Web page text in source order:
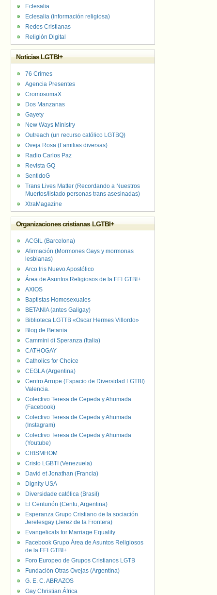
Eclesalia
Eclesalia (información religiosa)
Redes Cristianas
Religión Digital
Noticias LGTBI+
76 Crimes
Agencia Presentes
CromosomaX
Dos Manzanas
Gayety
New Ways Ministry
Outreach (un recurso católico LGTBQ)
Oveja Rosa (Familias diversas)
Radio Carlos Paz
Revista GQ
SentidoG
Trans Lives Matter (Recordando a Nuestros
Muertos/listado personas trans asesinadas)
XtraMagazine
Organizaciones cristianas LGTBI+
ACGIL (Barcelona)
Afirmación (Mormones Gays y mormonas
lesbianas)
Arco Iris Nuevo Apostólico
Área de Asuntos Religiosos de la FELGTBI+
AXIOS
Baptistas Homosexuales
BETANIA (antes Galigay)
Biblioteca LGTTB «Oscar Hermes Villordo»
Blog de Betania
Cammini di Speranza (Italia)
CATHOGAY
Catholics for Choice
CEGLA (Argentina)
Centro Arrupe (Espacio de Diversidad LGTBI)
Valencia.
Colectivo Teresa de Cepeda y Ahumada
(Facebook)
Colectivo Teresa de Cepeda y Ahumada
(Instagram)
Colectivo Teresa de Cepeda y Ahumada
(Youtube)
CRISMHOM
Cristo LGBTI (Venezuela)
David et Jonathan (Francia)
Dignity USA
Diversidade católica (Brasil)
El Centurión (Centu, Argentina)
Esperanza Grupo Cristiano de la sociación
Jerelesgay (Jerez de la Frontera)
Evangelicals for Marriage Equality
Facebook Grupo Área de Asuntos Religiosos
de la FELGTBI+
Foro Europeo de Grupos Cristianos LGTB
Fundación Otras Ovejas (Argentina)
G. E. C. ABRAZOS
Gay Christian África